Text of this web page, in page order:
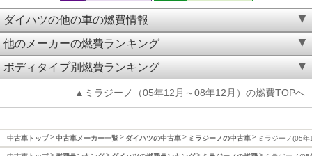
ダイハツの他の車の燃費情報
他のメーカーの燃費ランキング
ボディタイプ別燃費ランキング
▲ミラジーノ（05年12月～08年12月）の燃費TOPへ
中古車トップ 中古車メーカー一覧 ダイハツの中古車 ミラジーノの中古車 ミラジーノ(05